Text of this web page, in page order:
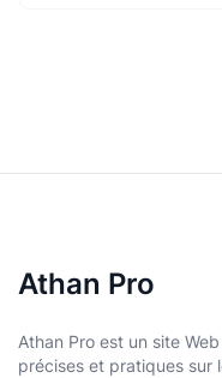
Athan Pro
Athan Pro est un site
précises et pratiques sur